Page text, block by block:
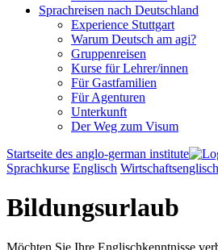
Sprachreisen nach Deutschland
Experience Stuttgart
Warum Deutsch am agi?
Gruppenreisen
Kurse für Lehrer/innen
Für Gastfamilien
Für Agenturen
Unterkunft
Der Weg zum Visum
Startseite des anglo-german institute
Sprachkurse Englisch Wirtschaftsenglisch
Bildungsurlaub
Möchten Sie Ihre Englischkenntnisse